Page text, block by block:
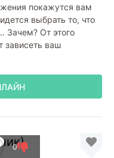
покажутся вам
выбрать то, что
Зачем? От этого
зависеть ваш
0